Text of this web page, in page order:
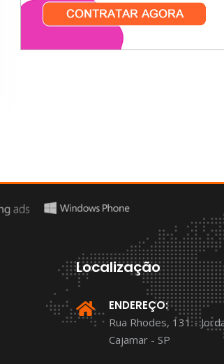
Localização
ENDEREÇO:
Rua Rhodes, 131 -
Cajamar - SP